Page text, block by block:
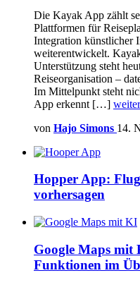
Die Kayak App zählt
Plattformen für
Integration künstlicher
weiterentwickelt.
Unterstützung steht
Reiseorganisation –
Im Mittelpunkt steht
App erkennt […]
von Hajo Simons 14.
Hopper App:
vorhersagen
Google Maps mit
Funktionen im